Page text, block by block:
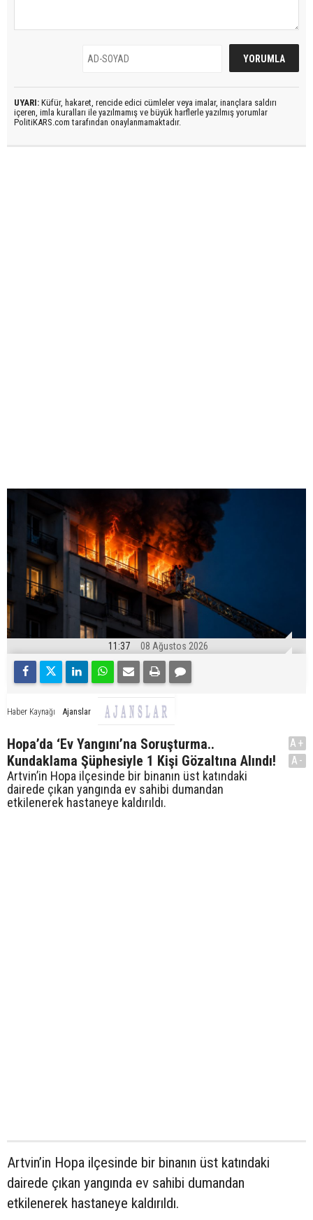
UYARI: Küfür, hakaret, rencide edici cümleler veya imalar, inançlara saldırı
içeren, imla kuralları ile yazılmamış ve büyük harflerle yazılmış yorumlar
PolitiKARS.com tarafından onaylanmamaktadır.
11:37 08 Ağustos 2026
Haber Kaynağı Ajanslar
Hopa’da ‘Ev Yangını’na Soruşturma..
Kundaklama Şüphesiyle 1 Kişi Gözaltına Alındı!
Artvin’in Hopa ilçesinde bir binanın üst katındaki
dairede çıkan yangında ev sahibi dumandan
etkilenerek hastaneye kaldırıldı.
A+
A-
Artvin’in Hopa ilçesinde bir binanın üst katındaki
dairede çıkan yangında ev sahibi dumandan
etkilenerek hastaneye kaldırıldı.